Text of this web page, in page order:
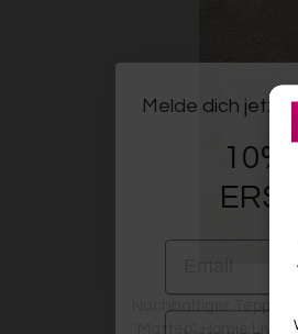
Nachhaltiger
"Matteo" Homie Living
Melde dich jetzt
10%
EMAIL
VORNAME